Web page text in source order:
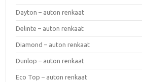
Dayton – auton renkaat
Delinte – auton renkaat
Diamond – auton renkaat
Dunlop – auton renkaat
Eco Top – auton renkaat